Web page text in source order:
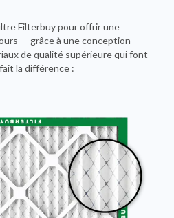
Filterbuy pour offrir une
— grâce à une conception
de qualité supérieure qui font
la différence :